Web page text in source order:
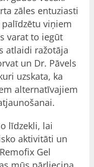
zāles entuziasti
viņiem
varat to iegūt
atlaidi ražotāja
un Dr. Pāvels
uzskata, ka
alternatīvajiem
līdzekli, lai
aktivitāti un
Gel